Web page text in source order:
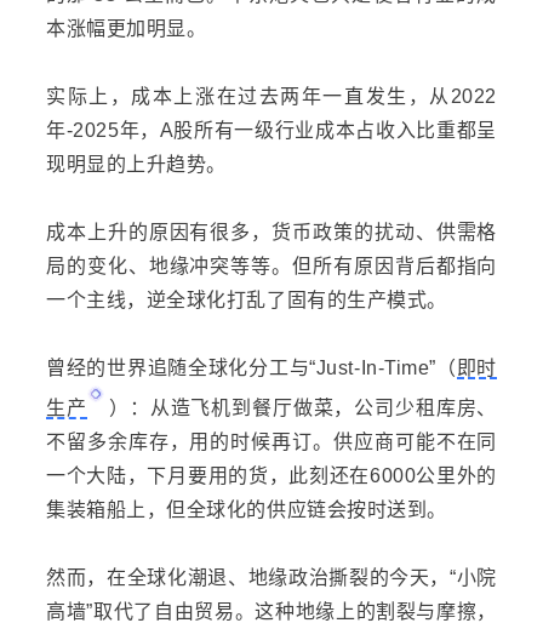
本涨幅更加明显。
实际上，成本上涨在过去两年一直发生，从2022
年-2025年，A股所有一级行业成本占收入比重都呈
现明显的上升趋势。
成本上升的原因有很多，货币政策的扰动、供需格
局的变化、地缘冲突等等。但所有原因背后都指向
一个主线，逆全球化打乱了固有的生产模式。
曾经的世界追随全球化分工与“Just-In-Time”（ 即时
生产
）：从造飞机到餐厅做菜，公司少租库房、
不留多余库存，用的时候再订。供应商可能不在同
一个大陆，下月要用的货，此刻还在6000公里外的
集装箱船上，但全球化的供应链会按时送到。
然而，在全球化潮退、地缘政治撕裂的今天，“小院
高墙”取代了自由贸易。这种地缘上的割裂与摩擦，